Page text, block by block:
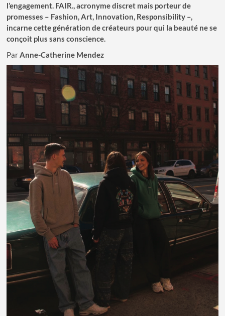
l’engagement. FAIR., acronyme discret mais porteur de
promesses – Fashion, Art, Innovation, Responsibility –,
incarne cette génération de créateurs pour qui la beauté ne se
conçoit plus sans conscience.
ParAnne-Catherine Mendez